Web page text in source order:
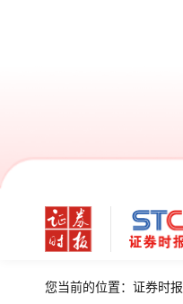
您当前的位置： 证券时报